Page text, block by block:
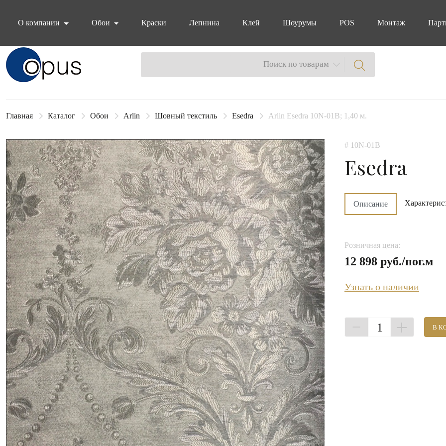
О компании
Обои Краски Лепнина Клей Шоурумы POS Монтаж
Блок поиска Поиск по товарам
Главная Каталог Обои Arlin Шовный текстиль Esedra Arlin Esedra 10N-01B; 1,40 м.
# 10N-01B
Esedra
Описание
Розничная цена:
12 898 руб./пог.м
Узнать о наличии
1 В